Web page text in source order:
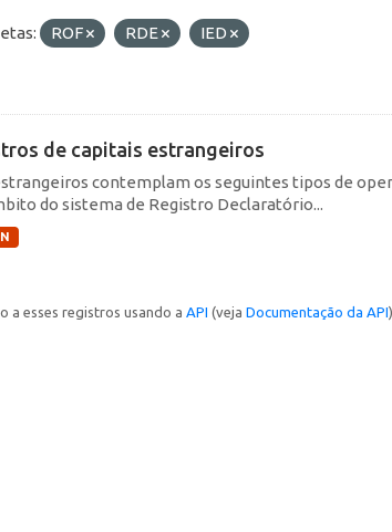
ROF RDE
IED
de capitais estrangeiros
contemplam os seguintes tipos de
do sistema de Registro Declaratório...
a esses registros usando a API (veja Documentação da API